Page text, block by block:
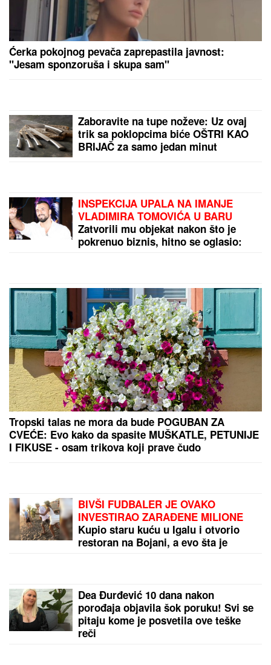
obradovaće crveno-belu javnost
SNIMA SE DOK NAMEŠTA KUPAĆI, MUŠKARCIMA
Prezgodna Srpkinja (41) podigla donji